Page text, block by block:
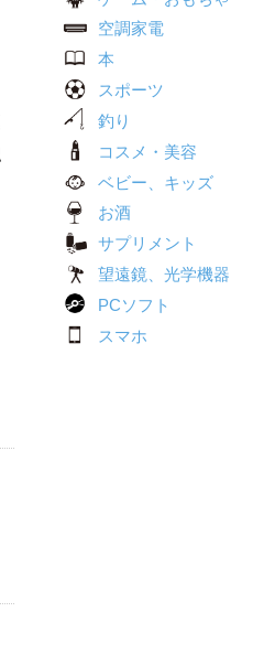
空調家電
本
スポーツ
釣り
コスメ・美容
ベビー、キッズ
お酒
サプリメント
望遠鏡、光学機器
PCソフト
スマホ